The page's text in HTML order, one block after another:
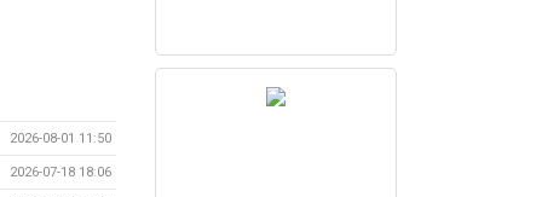
2026-08-01 11:50
2026-07-18 18:06